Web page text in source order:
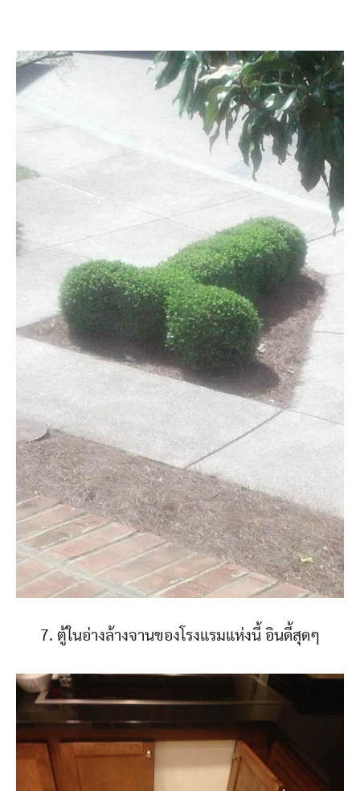
7. ตู้ในอ่างล้างจานของโรงแรมแห่งนี้ อินดี้สุดๆ